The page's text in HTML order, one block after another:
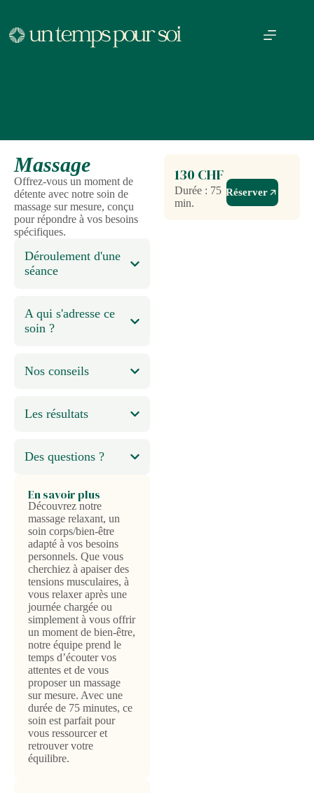
Massage
Offrez-vous un moment de
détente avec notre soin de
massage sur mesure, conçu
pour répondre à vos besoins
spécifiques.
Déroulement d'une
séance
A qui s'adresse ce
soin ?
Nos conseils
Les résultats
Des questions ?
En savoir plus
Découvrez notre
massage relaxant, un
soin corps/bien-être
adapté à vos besoins
personnels. Que vous
cherchiez à apaiser des
tensions musculaires, à
vous relaxer après une
journée chargée ou
simplement à vous offrir
un moment de bien-être,
notre équipe prend le
temps d’écouter vos
attentes et de vous
proposer un massage
sur mesure. Avec une
durée de 75 minutes, ce
soin est parfait pour
vous ressourcer et
retrouver votre
équilibre.
130 CHF
Durée : 75
min.
Réserver